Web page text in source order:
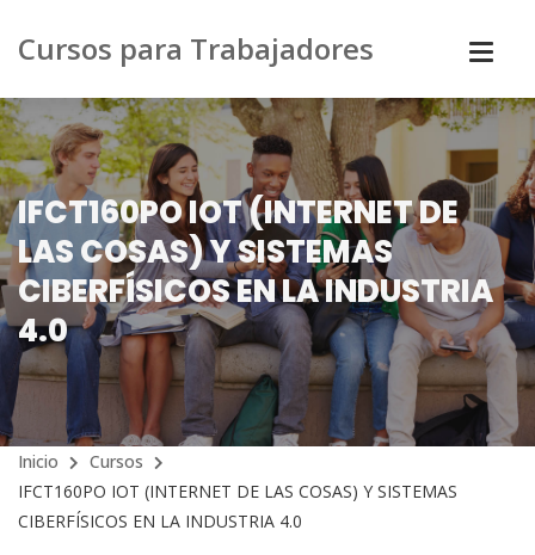
Cursos para Trabajadores
IFCT160PO IOT (INTERNET DE
LAS COSAS) Y SISTEMAS
CIBERFÍSICOS EN LA INDUSTRIA
4.0
Inicio
Cursos
IFCT160PO IOT (INTERNET DE LAS COSAS) Y SISTEMAS
CIBERFÍSICOS EN LA INDUSTRIA 4.0